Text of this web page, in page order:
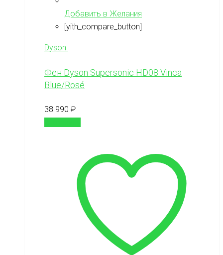
Добавить в Желания
[yith_compare_button]
Dyson
Фен Dyson Supersonic HD08 Vinca
Blue/Rosé
38 990 ₽